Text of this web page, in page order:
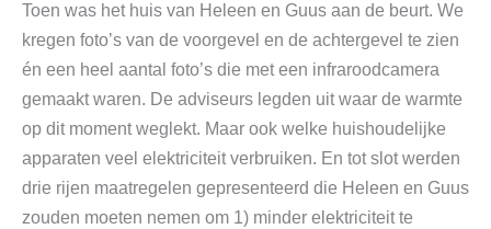
Toen was het huis van Heleen en Guus aan de beurt. We
kregen foto’s van de voorgevel en de achtergevel te zien
én een heel aantal foto’s die met een infraroodcamera
gemaakt waren. De adviseurs legden uit waar de warmte
op dit moment weglekt. Maar ook welke huishoudelijke
apparaten veel elektriciteit verbruiken. En tot slot werden
drie rijen maatregelen gepresenteerd die Heleen en Guus
zouden moeten nemen om 1) minder elektriciteit te